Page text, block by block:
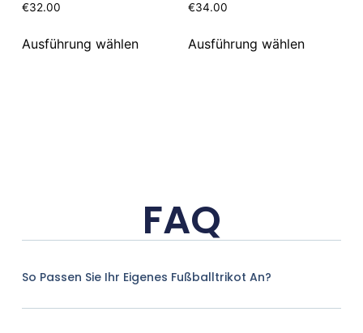
€32.00
Ausführung wählen
€34.00
Ausführung wählen
FAQ
So Passen Sie Ihr Eigenes Fußballtrikot An?